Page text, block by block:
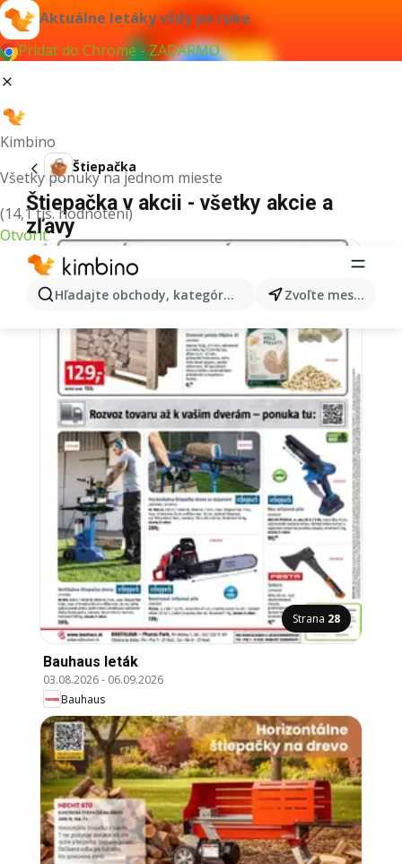
Aktuálne letáky vždy po ruke
Pridať do Chrome - ZADARMO
Kimbino
Všetky ponuky na jednom mieste
(14,1 tis. hodnotení)
Otvoriť
Hľadajte obchody, kategórie, produkty... Zvoľte mesto
Štiepačka
Štiepačka v akcii - všetky akcie a
zľavy
Strana 28
Bauhaus leták
03.08.2026- 06.09.2026
Bauhaus